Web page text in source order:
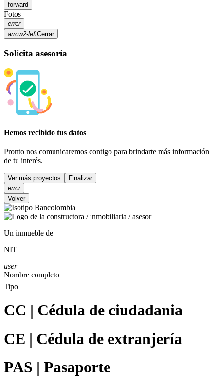
forward
Fotos
error
arrow2-leftCerrar
Solicita asesoría
Hemos recibido tus datos
Pronto nos comunicaremos contigo para brindarte más información
de tu interés.
Ver más proyectos
Finalizar
error
Volver
Un inmueble de
NIT
user
Nombre completo
Tipo
CC | Cédula de ciudadania
CE | Cédula de extranjería
PAS | Pasaporte